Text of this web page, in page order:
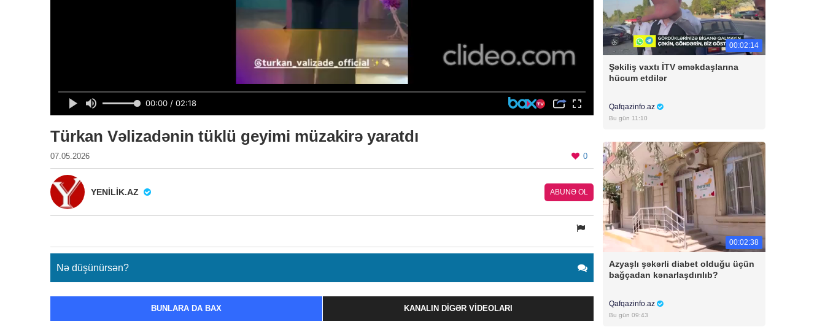
Türkan Vəlizadənin tüklü geyimi müzakirə yaratdı
07.05.2026 0
YENILIK.AZ ABUNƏ OL
Nə düşünürsən?
BUNLARA DA BAX KANALIN DIGƏR VIDEOLARI
00:02:14
Şəkiliş vaxtı İTV əməkdaşlarına
hücum etdilər
Qafqazinfo.az
Bu gün 11:10
00:02:38
Azyaşlı şəkərli diabet olduğu üçün
bağçadan kənarlaşdırılıb?
Qafqazinfo.az
Bu gün 09:43